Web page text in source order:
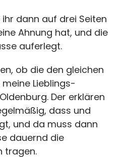
dann auf drei Seiten
Ahnung hat, und die
auferlegt.
ob die den gleichen
Lieblings-
Der erklären
dass und
und da muss dann
dauernd die
tragen.